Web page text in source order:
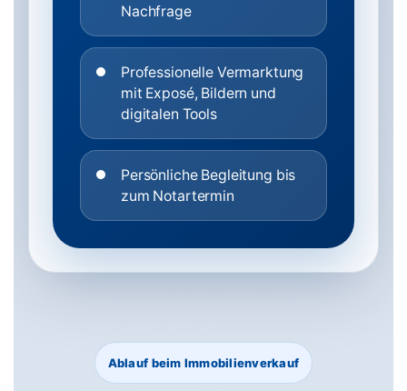
Nachfrage
Professionelle Vermarktung
mit Exposé, Bildern und
digitalen Tools
Persönliche Begleitung bis
zum Notartermin
Ablauf beim Immobilienverkauf